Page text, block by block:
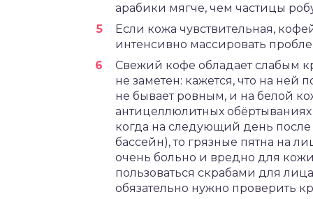
арабики мягче, чем частицы
Если кожа чувствительная,
интенсивно массировать
Свежий кофе обладает слабым
не заметен: кажется, что на ней
не бывает ровным, и на белой
антицеллюлитных обёртываниях
когда на следующий день
бассейн), то грязные пятна на
очень больно и вредно для
пользоваться скрабами для
обязательно нужно проверить